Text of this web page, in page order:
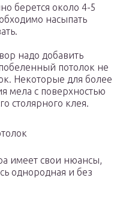
берется около 4-5
насыпать
надо добавить
потолок не
Некоторые для более
мела с поверхностью
столярного клея.
имеет свои нюансы,
однородная и без